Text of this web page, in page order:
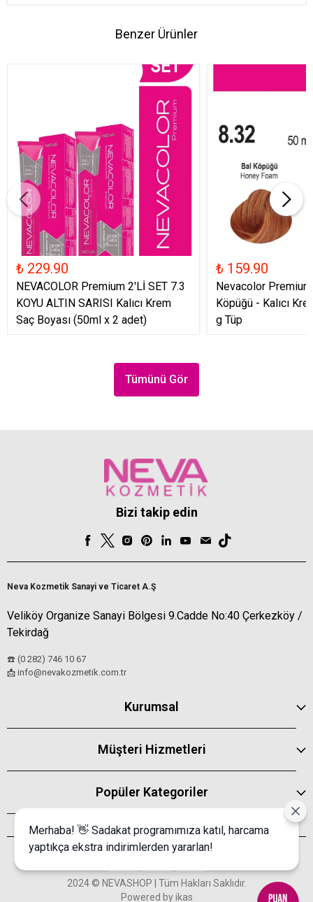
Benzer Ürünler
₺ 229.90
NEVACOLOR Premium 2'Lİ SET 7.3
KOYU ALTIN SARISI Kalıcı Krem
Saç Boyası (50ml x 2 adet)
₺ 159.90
Nevacolor
Köpüğü - Kalıcı
g Tüp
Tümünü Gör
Bizi takip edin
Neva Kozmetik Sanayi ve Ticaret A.Ş
Veliköy Organize Sanayi Bölgesi 9.Cadde No:40 Çerkezköy /
Tekirdağ
☎️ (0 282) 746 10 67
📩 info@nevakozmetik.com.tr
Kurumsal
Müşteri Hizmetleri
Popüler Kategoriler
2024 © NEVASHOP | Tüm Hakları Saklıdır.
Powered by ikas
Merhaba! 👋 Sadakat programımıza katıl, harcama
yaptıkça ekstra indirimlerden yararlan!